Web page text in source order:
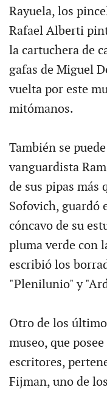
Rayuela, los
Rafael Alberti
la cartuchera de
gafas de Miguel
vuelta por este
mitómanos.
También se
vanguardista
de sus pipas más
Sofovich, guardó
cóncavo de su
pluma verde con
escribió los
"Plenilunio" y
Otro de los
museo, que
escritores,
Fijman, uno de